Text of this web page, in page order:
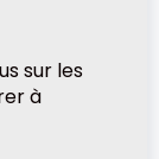
sur les
à